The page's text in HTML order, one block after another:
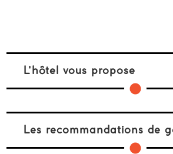
L'hôtel vous propose
Les recommandations de